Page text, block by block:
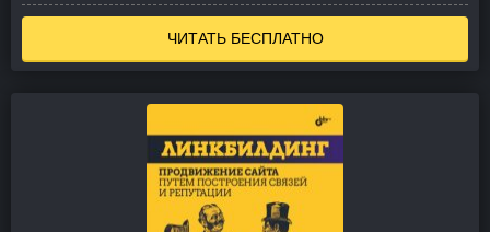
ЧИТАТЬ БЕСПЛАТНО